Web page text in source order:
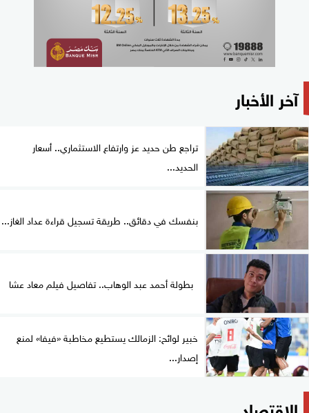
آخر الأخبار
تراجع طن حديد عز وارتفاع الاستثماري.. أسعار
الحديد...
بنفسك في دقائق.. طريقة تسجيل قراءة عداد الغاز...
بطولة أحمد عبد الوهاب.. تفاصيل فيلم معاد عشا
خبير لوائح: الزمالك يستطيع مخاطبة «فيفا» لمنع
إصدار...